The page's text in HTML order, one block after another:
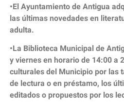
•El Ayuntamiento de Antigua
las últimas novedades en
adulta.
•La Biblioteca Municipal de
y viernes en horario de 14:00 a
culturales del Municipio por las
de lectura o en préstamo, los
editados o propuestos por los